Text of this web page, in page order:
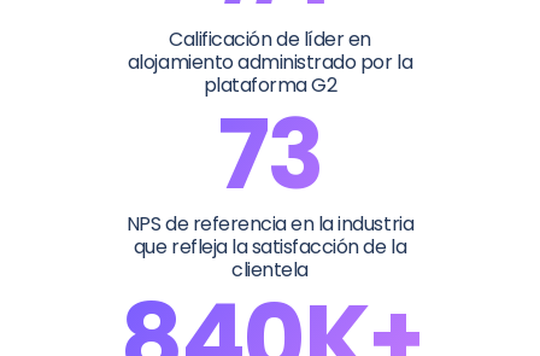
Calificación de líder en
alojamiento administrado por la
plataforma G2
73
NPS de referencia en la industria
que refleja la satisfacción de la
clientela